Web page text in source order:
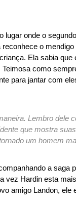
lugar onde o
o
Ela sabia
como
para jantar com
Lembro dele
que mostra
um homem
a saga
vez Hardin esta
amigo Landon,